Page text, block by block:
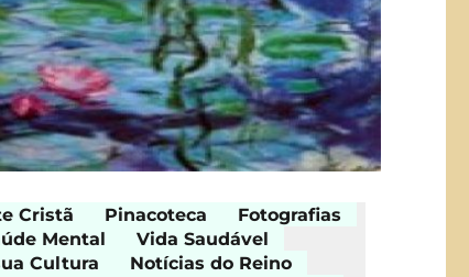
Cristã Pinacoteca
Fotografias
Mental
Vida Saudável
Cultura
Notícias do Reino